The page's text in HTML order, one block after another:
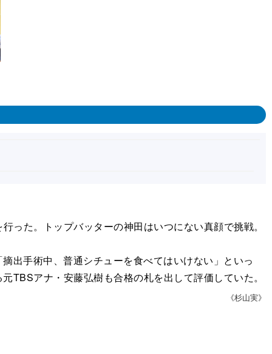
た。トップバッターの神田はいつにない真顔で挑戦。
出手術中、普通シチューを食べてはいけない」といっ
TBSアナ・安藤弘樹も合格の札を出して評価していた。
《杉山実》